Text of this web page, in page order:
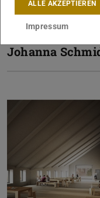
Johanna
ALLE AKZEPTIEREN
Impressum